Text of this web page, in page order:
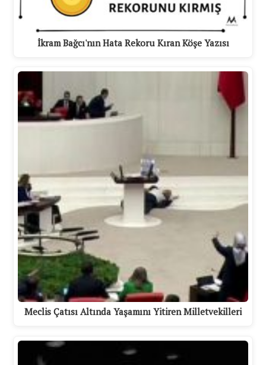
İkram Bağcı'nın Hata Rekoru Kıran Köşe Yazısı
Meclis Çatısı Altında Yaşamını Yitiren Milletvekilleri